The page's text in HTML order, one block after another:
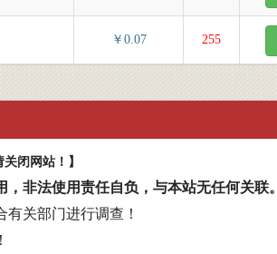
￥0.07 255
闭网站！】
非法使用责任自负，与本站无任何关联。
关部门进行调查！